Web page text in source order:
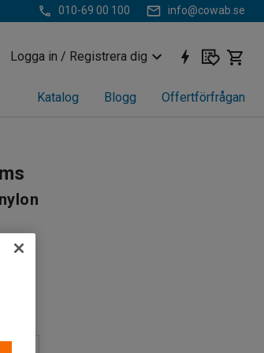
010-69 00 100 info@cowab.se
Logga in / Registrera dig
Katalog Blogg Offertförfrågan